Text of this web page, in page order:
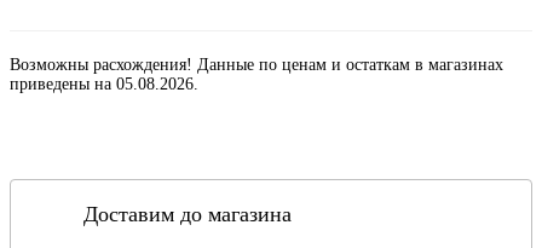
Возможны расхождения! Данные по ценам и остаткам в магазинах
приведены на 05.08.2026.
Доставим до магазина